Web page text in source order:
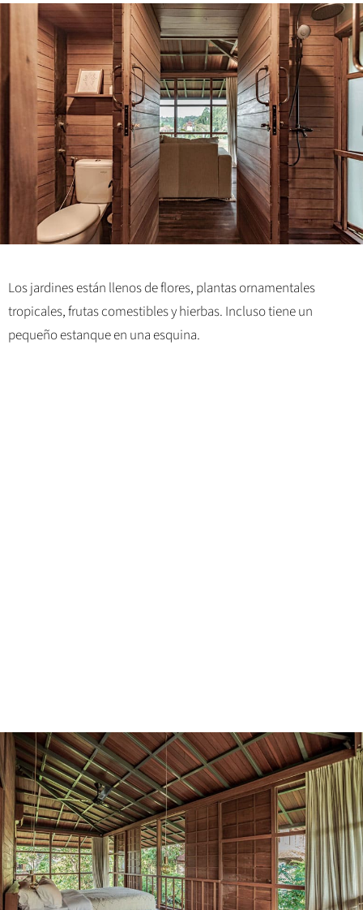
Los jardines están llenos de flores, plantas ornamentales
tropicales, frutas comestibles y hierbas. Incluso tiene un
pequeño estanque en una esquina.